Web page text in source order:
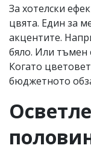
За хотелски
цвята. Един за
акцентите.
бяло. Или тъмен
Когато
бюджетното